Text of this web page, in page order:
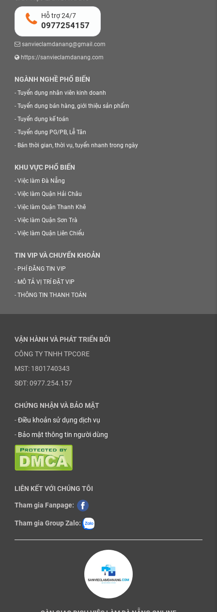
Hỗ trợ 24/7
0977254157
sanvieclamdanang@gmail.com
https://sanvieclamdanang.com
NGÀNH NGHỀ PHỔ BIẾN
- Tuyển dụng nhân viên kinh doanh
- Tuyển dụng bán hàng, giới thiệu sản phẩm
- Tuyển dụng kế toán
- Tuyển dụng PG/PB, Lễ Tân
- Bán thời gian, thời vụ, tuyển nhanh trong ngày
KHU VỰC PHỔ BIẾN
- Việc làm Đà Nẵng
- Việc làm Quận Hải Châu
- Việc làm Quận Thanh Khê
- Việc làm Quận Sơn Trà
- Việc làm Quận Liên Chiểu
TIN VIP VÀ CHUYỂN KHOẢN
- PHÍ ĐĂNG TIN VIP
- MÔ TẢ VỊ TRÍ ĐẶT VIP
- THÔNG TIN THANH TOÁN
VẬN HÀNH VÀ PHÁT TRIỂN BỞI
CÔNG TY TNHH TPCORE
MST: 1801740343
SĐT: 0977.254.157
CHỨNG NHẬN VÀ BẢO MẬT
-Điều khoản sử dụng dịch vụ
- Bảo mật thông tin người dùng
LIÊN KẾT VỚI CHÚNG TÔI
Tham gia Fanpage:
Tham gia Group Zalo: